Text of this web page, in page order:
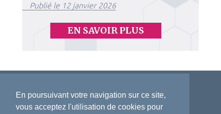
En poursuivant votre navigation sur ce site,
vous acceptez l'utilisation de cookies pour
Publié le 12 janvier 2026
EN SAVOIR PLUS